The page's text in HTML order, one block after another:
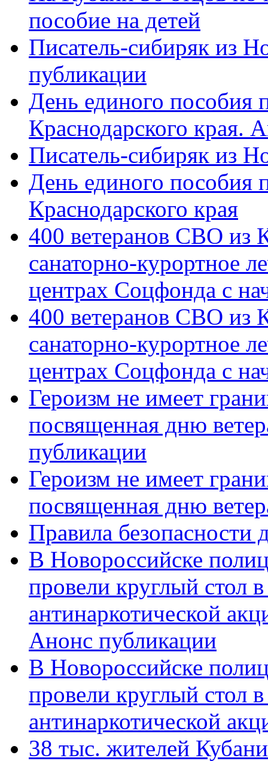
пособие на детей
Писатель-сибиряк из
публикации
День единого пособия
Краснодарского края.
Писатель-сибиряк из
День единого пособия
Краснодарского края
400 ветеранов СВО из
санаторно-курортное
центрах Соцфонда с
400 ветеранов СВО из
санаторно-курортное
центрах Соцфонда с
Героизм не имеет
посвященная дню
публикации
Героизм не имеет
посвященная дню
Правила безопасности
В Новороссийске
провели круглый стол
антинаркотической
Анонс публикации
В Новороссийске
провели круглый стол
антинаркотической
38 тыс. жителей